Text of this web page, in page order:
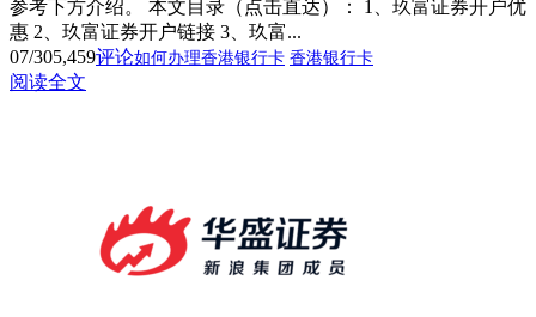
参考下方介绍。 本文目录（点击直达）： 1、玖富证券开户优
惠 2、玖富证券开户链接 3、玖富...
07/305,459评论如何办理香港银行卡 香港银行卡
阅读全文